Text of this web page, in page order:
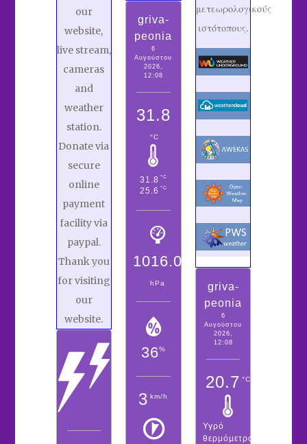
our
website,
live stream,
cameras
and
weather
station.
Donate via
secure
online
payment
facility via
paypal.
Thank you
for visiting
our
website.
griva-
peonia
6
Αυγούστου
2026,
12:08
31.8
°C
31.8 °C
25.6 °C
1016.0
hPa
36%
3 km/h
μετεωρολογικούς
ιστότοπους.
griva-
peonia
6
Αυγούστου
2026,
12:08
20.7 °C
Υγρό
θερμόμετρο